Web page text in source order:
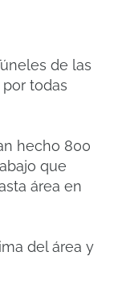
de las
todas
hecho 800
que
área en
del área y